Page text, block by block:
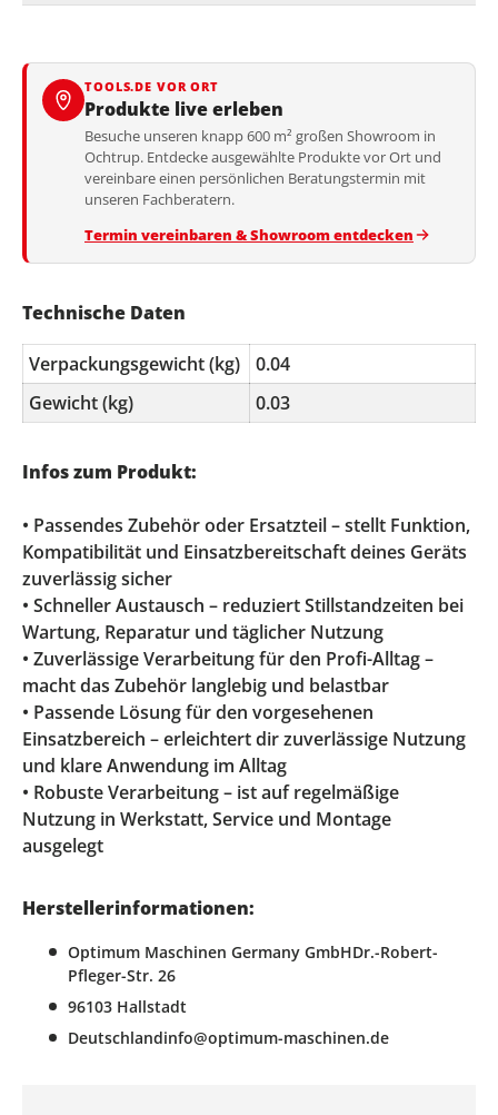
TOOLS.DE VOR ORT
Produkte live erleben
Besuche unseren knapp 600 m² großen Showroom in
Ochtrup. Entdecke ausgewählte Produkte vor Ort und
vereinbare einen persönlichen Beratungstermin mit
unseren Fachberatern.
Termin vereinbaren & Showroom entdecken
Technische Daten
Verpackungsgewicht (kg)
0.04
Gewicht (kg)
0.03
Infos zum Produkt:
• Passendes Zubehör oder Ersatzteil – stellt Funktion,
Kompatibilität und Einsatzbereitschaft deines Geräts
zuverlässig sicher
• Schneller Austausch – reduziert Stillstandzeiten bei
Wartung, Reparatur und täglicher Nutzung
• Zuverlässige Verarbeitung für den Profi-Alltag –
macht das Zubehör langlebig und belastbar
• Passende Lösung für den vorgesehenen
Einsatzbereich – erleichtert dir zuverlässige Nutzung
und klare Anwendung im Alltag
• Robuste Verarbeitung – ist auf regelmäßige
Nutzung in Werkstatt, Service und Montage
ausgelegt
Herstellerinformationen:
Optimum Maschinen Germany GmbHDr.-Robert-
Pfleger-Str. 26
96103 Hallstadt
Deutschlandinfo@optimum-maschinen.de